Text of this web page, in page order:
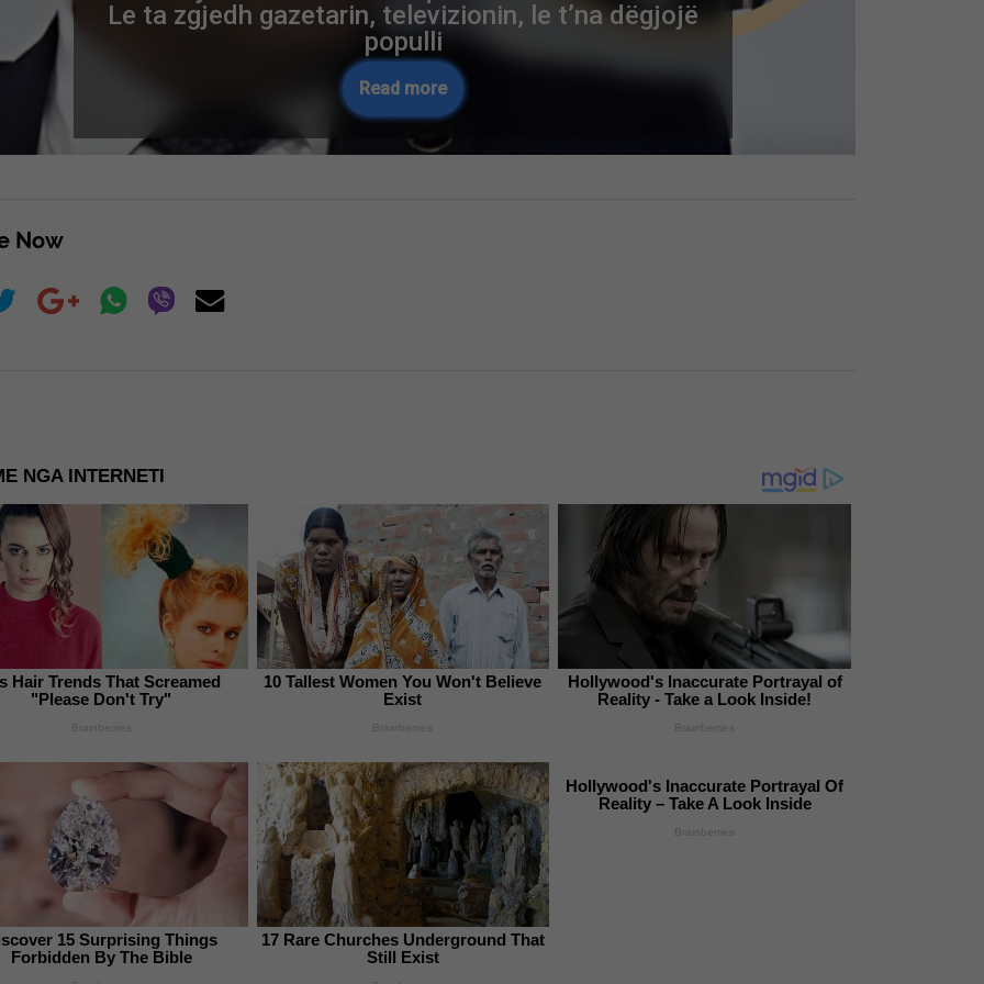
Le ta zgjedh gazetarin, televizionin, le t’na dëgjojë
populli
Read more
Now
NGA INTERNETI
Hair Trends That Screamed
"Please Don't Try"
Brainberries
10 Tallest Women You Won't Believe
Exist
Brainberries
Hollywood's Inaccurate Portrayal of
Reality - Take a Look Inside!
Brainberries
15 Surprising Things
Forbidden By The Bible
17 Rare Churches Underground That
Still Exist
Hollywood's Inaccurate Portrayal Of
Reality – Take A Look Inside
Brainberries